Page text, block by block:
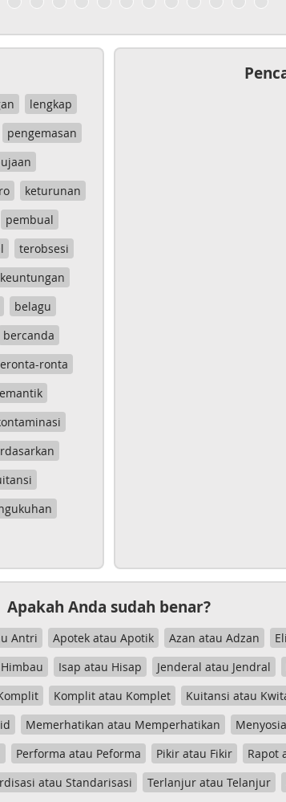
lengkap
pengemasan
keturunan
pembual
terobsesi
keuntungan
belagu
bercanda
ronta
Apakah Anda sudah benar?
Antri Apotek atau Apotik Azan atau Adzan
Isap atau Hisap Jenderal atau Jendral
Komplit atau Komplet Kuitansi atau
Memerhatikan atau Memperhatikan
Performa atau Peforma Pikir atau Fikir Rapot
atau Standarisasi Terlanjur atau Telanjur